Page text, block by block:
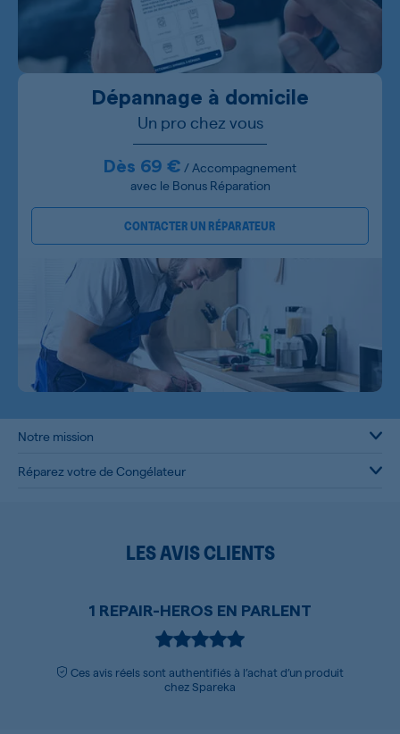
Dépannage à domicile
Un pro chez vous
Dès 69 € / Accompagnement
avec le Bonus Réparation
CONTACTER UN RÉPARATEUR
Notre mission
Réparez votre de Congélateur
LES AVIS CLIENTS
1 REPAIR-HEROS EN PARLENT
Ces avis réels sont authentifiés à l’achat d’un produit
chez Spareka